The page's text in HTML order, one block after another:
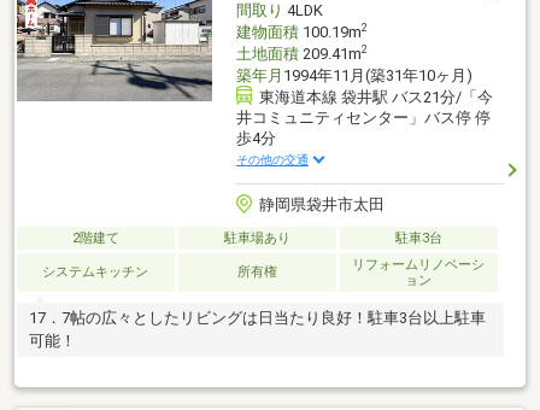
間取り 4LDK
建物面積100.19m2
土地面積209.41m2
築年月 1994年11月(築31年10ヶ月)
東海道本線 袋井駅 バス21分/「今
井コミュニティセンター」バス停 停
歩4分
その他の交通
静岡県袋井市太田
2階建て 駐車場あり 駐車3台
システムキッチン 所有権
リフォームリノベーシ
ョン
17．7帖の広々としたリビングは日当たり良好！駐車3台以上駐車
可能！